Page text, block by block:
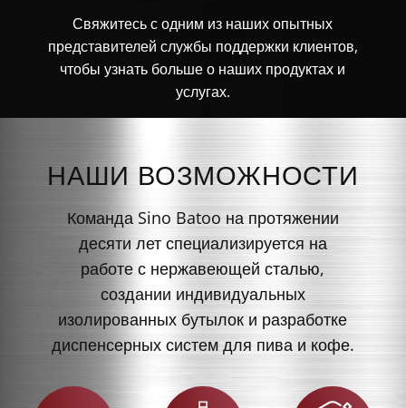
Свяжитесь с одним из наших опытных
представителей службы поддержки клиентов,
чтобы узнать больше о наших продуктах и
услугах.
НАШИ ВОЗМОЖНОСТИ
Команда Sino Batoo на протяжении
десяти лет специализируется на
работе с нержавеющей сталью,
создании индивидуальных
изолированных бутылок и разработке
диспенсерных систем для пива и кофе.